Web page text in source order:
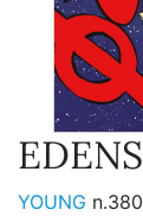
YOUNG n.380